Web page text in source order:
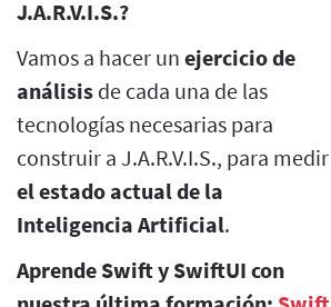
J.A.R.V.I.S.?
Vamos a hacer un ejercicio de
análisis de cada una de las
tecnologías necesarias para
construir a J.A.R.V.I.S., para medir
el estado actual de la
Inteligencia Artificial.
Aprende Swift y SwiftUI con